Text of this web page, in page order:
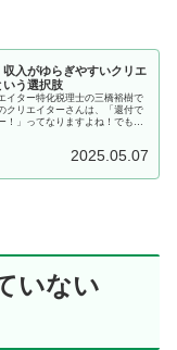
収入がゆらぎやすいクリエ
いう選択肢
イター特化税理士の三橋裕樹で
クリエイターさんは、「還付で
」ってなりますよね！でも実
2025.05.07
いない